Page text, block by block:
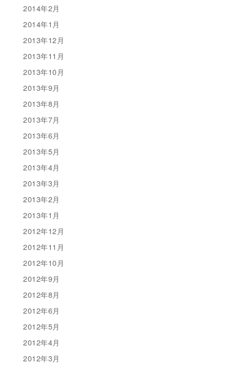
2014年2月
2014年1月
2013年12月
2013年11月
2013年10月
2013年9月
2013年8月
2013年7月
2013年6月
2013年5月
2013年4月
2013年3月
2013年2月
2013年1月
2012年12月
2012年11月
2012年10月
2012年9月
2012年8月
2012年6月
2012年5月
2012年4月
2012年3月